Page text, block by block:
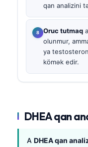
qan analizini
Oruc tutmaq
olunmur,
ya testosteron
kömək edir.
DHEA qan
A DHEA qan